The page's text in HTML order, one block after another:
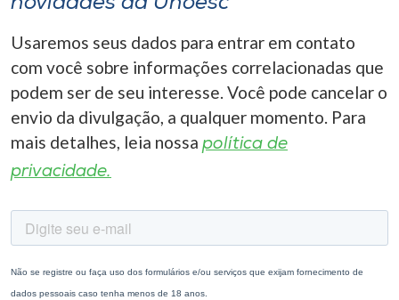
Usaremos seus dados para entrar em contato
com você sobre informações correlacionadas que
podem ser de seu interesse. Você pode cancelar o
envio da divulgação, a qualquer momento. Para
mais detalhes, leia nossa política de
privacidade.